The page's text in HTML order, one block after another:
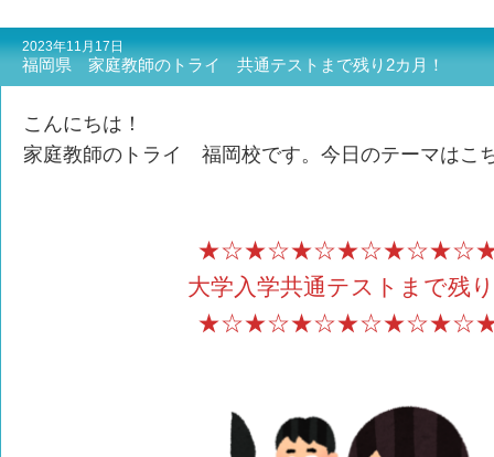
2023年11月17日
福岡県 家庭教師のトライ 共通テストまで残り2カ月！
こんにちは！
家庭教師のトライ 福岡校です。今日のテーマは
大学入学共通テストまで残